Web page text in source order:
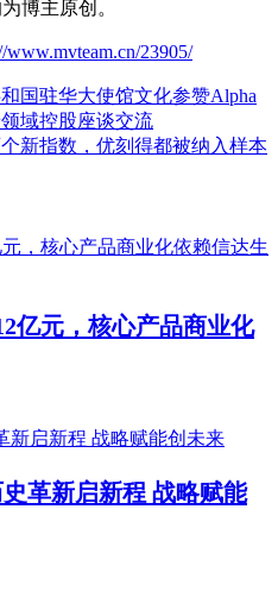
博主原创。
www.mvteam.cn/23905/
国驻华大使馆文化参赞Alpha
领域控股座谈交流
新指数，优刻得都被纳入样本
亿元，核心产品商业化
革新启新程 战略赋能